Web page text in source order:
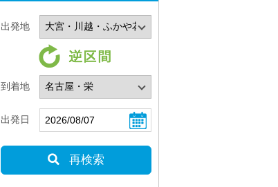
出発地
到着地
出発日
再検索